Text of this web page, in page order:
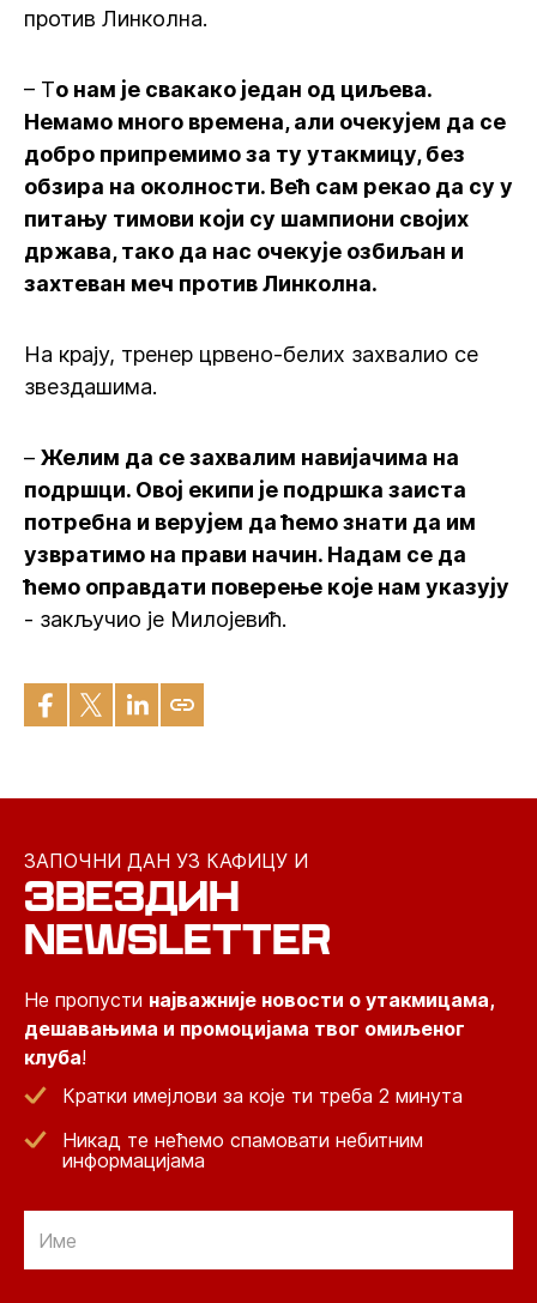
против Линколна.
– То нам је свакако један од циљева.
Немамо много времена, али очекујем да се
добро припремимо за ту утакмицу, без
обзира на околности. Већ сам рекао да су у
питању тимови који су шампиони својих
држава, тако да нас очекује озбиљан и
захтеван меч против Линколна.
На крају, тренер црвено-белих захвалио се
звездашима.
– Желим да се захвалим навијачима на
подршци. Овој екипи је подршка заиста
потребна и верујем да ћемо знати да им
узвратимо на прави начин. Надам се да
ћемо оправдати поверење које нам указују
- закључио је Милојевић.
ЗАПОЧНИ ДАН УЗ КАФИЦУ И
ЗВЕЗДИН
NEWSLETTER
Не пропусти најважније новости о утакмицама,
дешавањима и промоцијама твог омиљеног
клуба!
Кратки имејлови за које ти треба 2 минута
Никад те нећемо спамовати небитним
информацијама